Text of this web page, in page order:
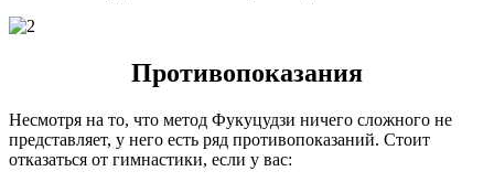
Противопоказания
Несмотря на то, что метод Фукуцудзи ничего сложного не
представляет, у него есть ряд противопоказаний. Стоит
отказаться от гимнастики, если у вас: